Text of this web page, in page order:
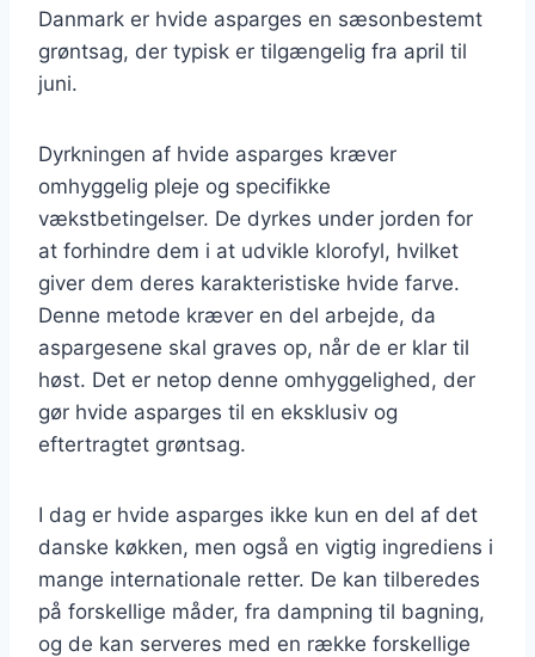
Danmark er hvide asparges en sæsonbestemt
grøntsag, der typisk er tilgængelig fra april til
juni.
Dyrkningen af hvide asparges kræver
omhyggelig pleje og specifikke
vækstbetingelser. De dyrkes under jorden for
at forhindre dem i at udvikle klorofyl, hvilket
giver dem deres karakteristiske hvide farve.
Denne metode kræver en del arbejde, da
aspargesene skal graves op, når de er klar til
høst. Det er netop denne omhyggelighed, der
gør hvide asparges til en eksklusiv og
eftertragtet grøntsag.
I dag er hvide asparges ikke kun en del af det
danske køkken, men også en vigtig ingrediens i
mange internationale retter. De kan tilberedes
på forskellige måder, fra dampning til bagning,
og de kan serveres med en række forskellige